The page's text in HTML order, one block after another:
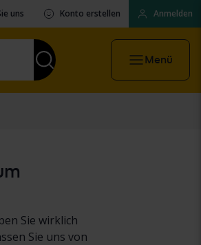
uns Konto erstellen Anmelden
Menü
Sie wirklich
Sie uns von